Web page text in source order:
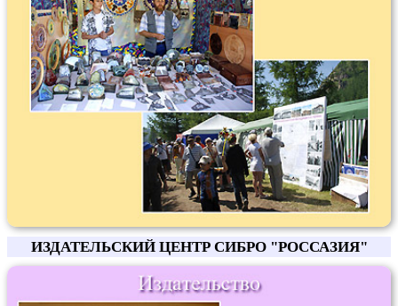
ИЗДАТЕЛЬСКИЙ ЦЕНТР СИБРО "РОССАЗИЯ"